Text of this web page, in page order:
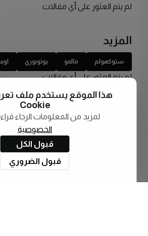
لم يتم العثور على أي مقالات
المزيد
ستوكهولم مالمو يوتوبوري
لم يتم العثور على أي مقالات
هذا الموقع يستخدم ملف
Cookie
لمزيد من المعلومات الرجاء
الخصوصية
قبول الكل
قبول الضروري